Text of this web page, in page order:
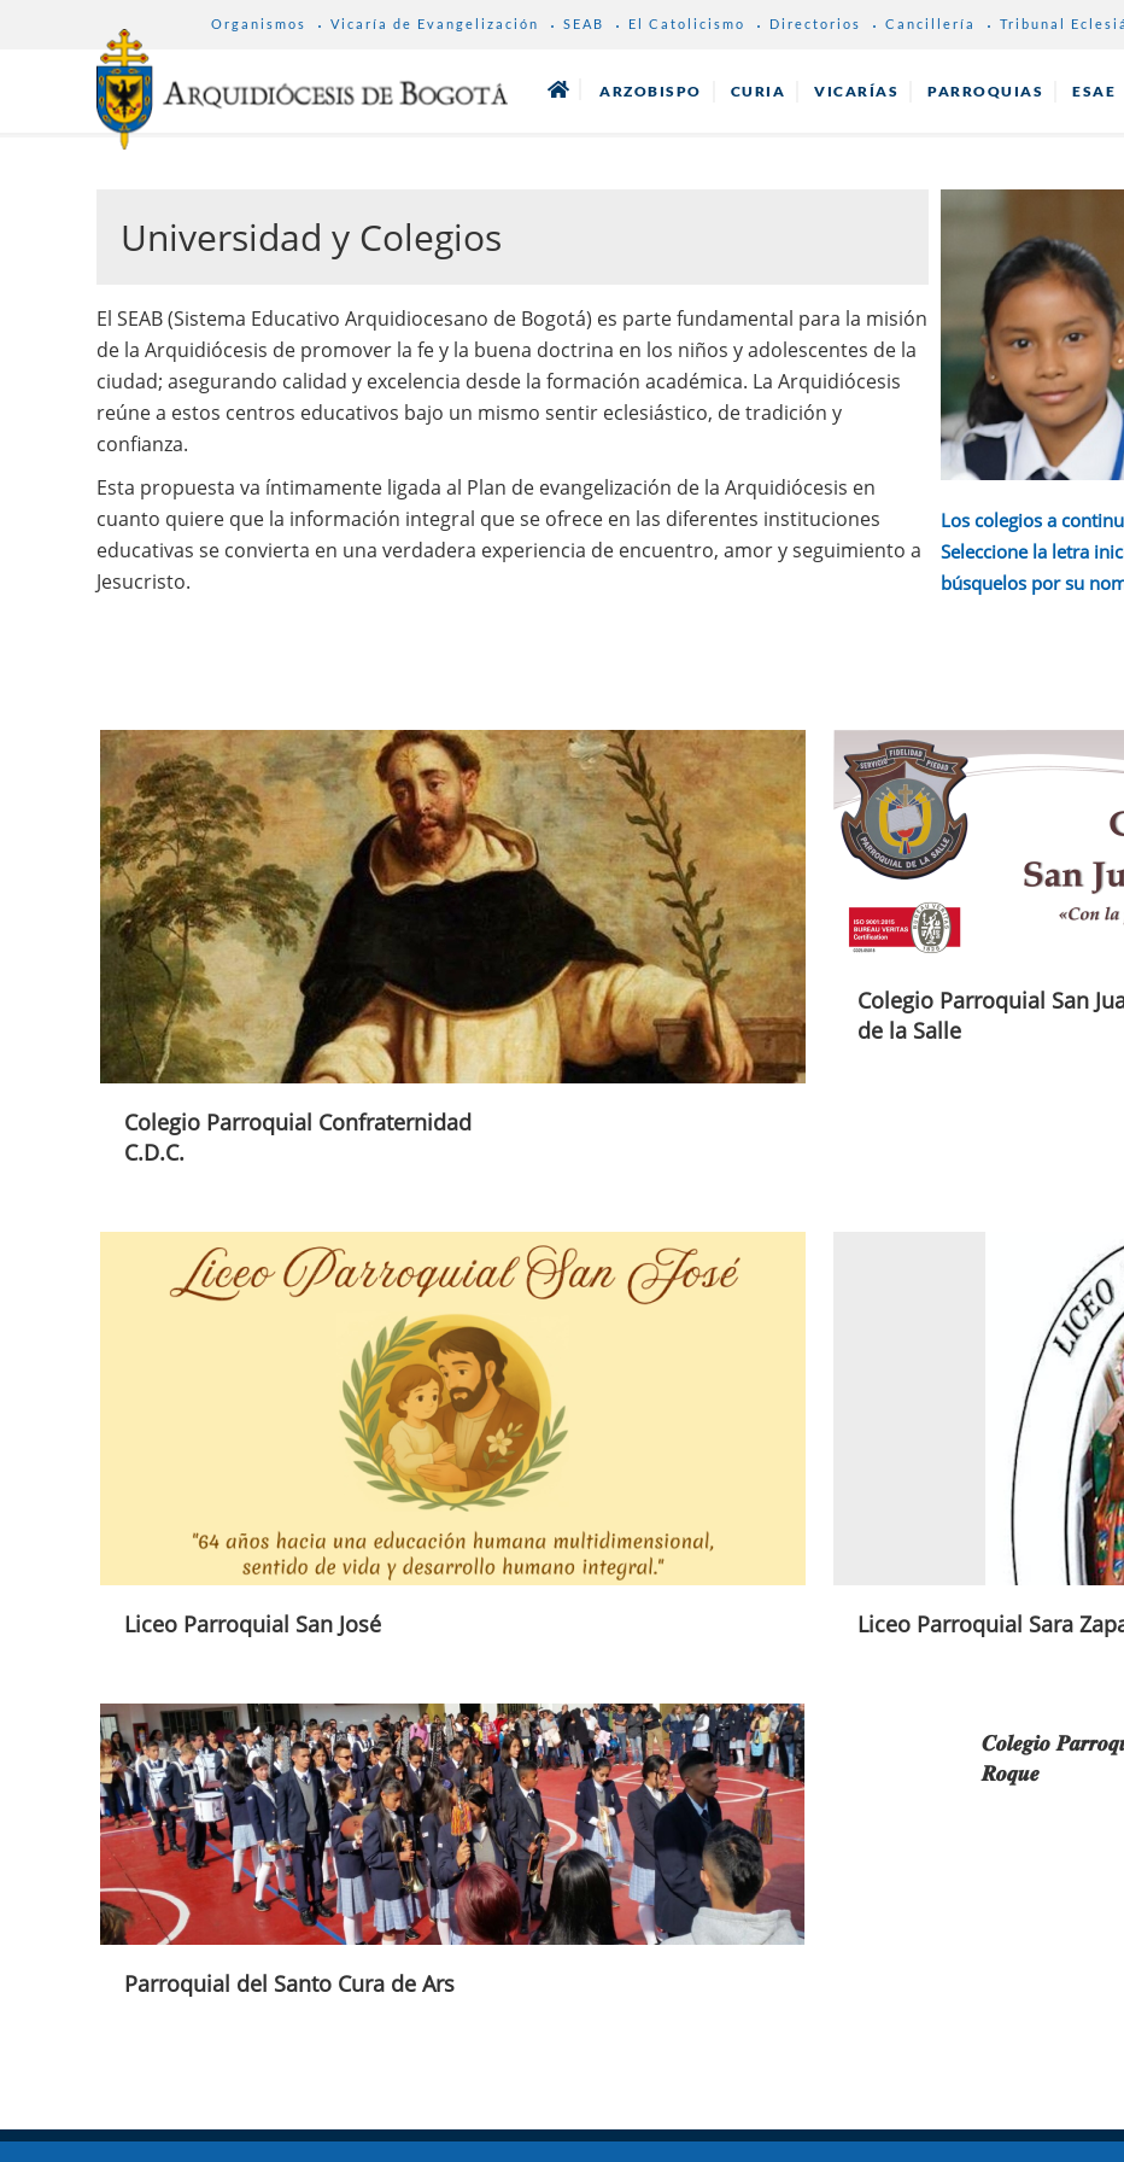
MENU
Organismos Vicaría de Evangelización SEAB El Catolicismo Directorios Cancillería Tribunal
ARZOBISPO CURIA VICARÍAS PARROQUIAS ESAE
Universidad y Colegios
El SEAB (Sistema Educativo Arquidiocesano de Bogotá) es parte fundamental para la misión
de la Arquidiócesis de promover la fe y la buena doctrina en los niños y adolescentes de la
ciudad; asegurando calidad y excelencia desde la formación académica. La Arquidiócesis
reúne a estos centros educativos bajo un mismo sentir eclesiástico, de tradición y
confianza.
Esta propuesta va íntimamente ligada al Plan de evangelización de la Arquidiócesis en
cuanto quiere que la información integral que se ofrece en las diferentes instituciones
educativas se convierta en una verdadera experiencia de encuentro, amor y seguimiento a
Jesucristo.
Los colegios a
Seleccione la letra
búsquelos por su
Colegio Parroquial Confraternidad
C.D.C.
Colegio Parroquial San
de la Salle
Liceo Parroquial San José Liceo Parroquial Sara
Parroquial del Santo Cura de Ars
𝑪𝒐𝒍𝒆𝒈𝒊𝒐
𝑹𝒐𝒒𝒖𝒆